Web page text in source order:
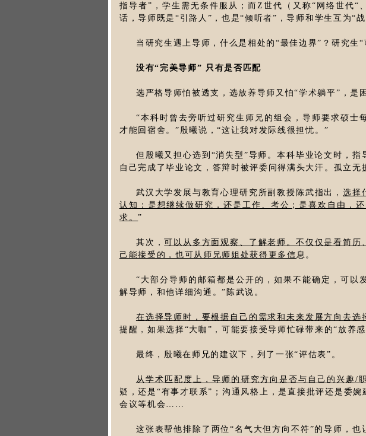
指导者”，学生需无条件服从；而Z世代（又称“网络世代“
话，导师既是“引路人”，也是“倾听者”，导师和学生互为“战
当研究生遇上导师，什么是相处的“最佳边界”？研究生
没有“完美导师” 只有是否匹配
选严格导师怕被透支，选放养导师又怕“学术躺平”，是
“本科时曾去旁听过研究生师兄的组会，导师要求硕士
才能回宿舍。”殷曦说，“这让我对发际线很担忧。”
但殷曦又担心选到“消失型”导师。本科毕业论文时，
自己完成了毕业论文，答辩时被评委问得满头大汗。孤立无
武汉大学发展与教育心理研究所副教授陈武指出， 选择
认知：是想继续做研究，还是工作、考公；是喜欢自由，
求。”
其次，可以从多方面观察、了解老师。不仅仅是看简历
己能接受的，也可从师兄师姐处获得更多信 息。
“大部分导师的邮箱都是公开的，如果不能确定，可以
解导师，和他详细沟通。”陈武说。
在选择导师时，要根据自己的需求和未来发展方向去选
提醒，如果选择“大咖”，可能要接受导师忙碌带来的“放养
最终，殷曦在师兄的建议下，列了一张“评估表”。
从学术匹配度上，导师的研究方向是否与自己的兴趣/
疑，还是“有事才联系”；沟通风格上，是直接批评还是委
会议等机会……
这张表帮他排除了两位“名气大但方向不符”的导师，